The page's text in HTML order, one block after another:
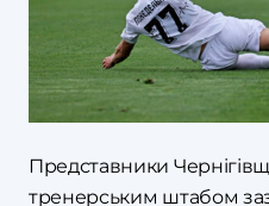
Представники
тренерським штабом